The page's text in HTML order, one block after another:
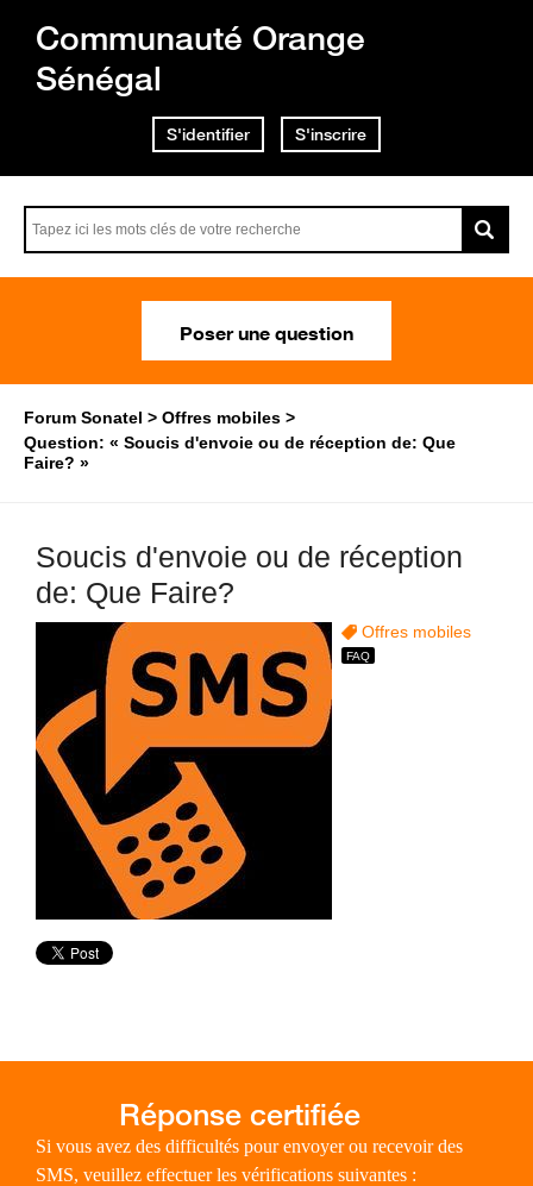
Communauté Orange
Sénégal
S'identifier S'inscrire
Poser une question
Forum Sonatel
Offres mobiles
Question: « Soucis d'envoie ou de réception de: Que
Faire? »
Soucis d'envoie ou de réception
de: Que Faire?
Offres mobiles
Si vous avez des difficultés pour envoyer ou recevoir des
SMS, veuillez effectuer les vérifications suivantes :